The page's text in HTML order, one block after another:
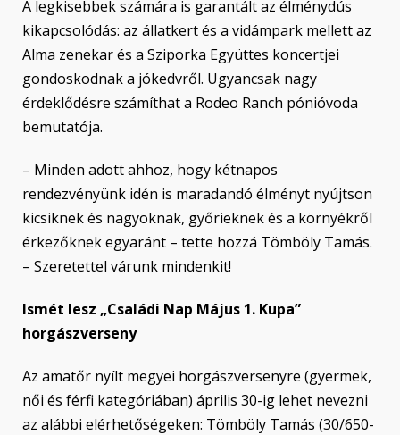
A legkisebbek számára is garantált az élménydús
kikapcsolódás: az állatkert és a vidámpark mellett az
Alma zenekar és a Sziporka Együttes koncertjei
gondoskodnak a jókedvről. Ugyancsak nagy
érdeklődésre számíthat a Rodeo Ranch pónióvoda
bemutatója.
– Minden adott ahhoz, hogy kétnapos
rendezvényünk idén is maradandó élményt nyújtson
kicsiknek és nagyoknak, győrieknek és a környékről
érkezőknek egyaránt – tette hozzá Tömböly Tamás.
– Szeretettel várunk mindenkit!
Ismét lesz „Családi Nap Május 1. Kupa”
horgászverseny
Az amatőr nyílt megyei horgászversenyre (gyermek,
női és férfi kategóriában) április 30-ig lehet nevezni
az alábbi elérhetőségeken: Tömböly Tamás (30/650-